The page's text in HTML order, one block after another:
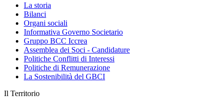
La storia
Bilanci
Organi sociali
Informativa Governo Societario
Gruppo BCC Iccrea
Assemblea dei Soci - Candidature
Politiche Conflitti di Interessi
Politiche di Remunerazione
La Sostenibilità del GBCI
Il Territorio